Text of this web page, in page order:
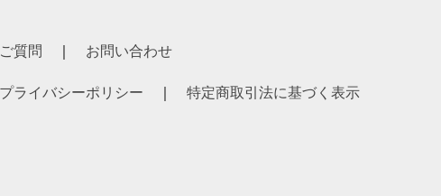
質問 お問い合わせ
プライバシーポリシー 特定商取引法に基づく表示